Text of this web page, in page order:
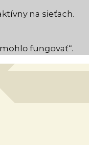
na sieťach.
fungovať“.